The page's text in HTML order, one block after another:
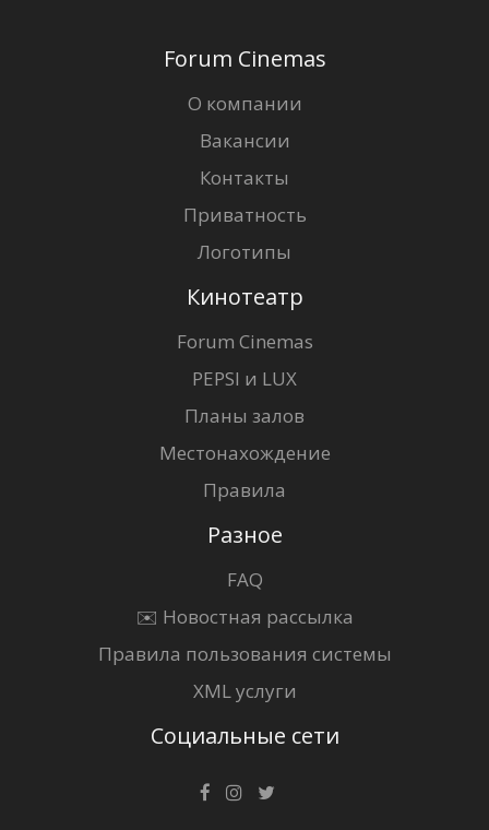
Forum Cinemas
О компании
Вакансии
Контакты
Приватность
Логотипы
Кинотеатр
Forum Cinemas
PEPSI и LUX
Планы залов
Местонахождение
Правила
Разное
FAQ
✉️ Новостная рассылка
Правила пользования системы
XML услуги
Социальные сети